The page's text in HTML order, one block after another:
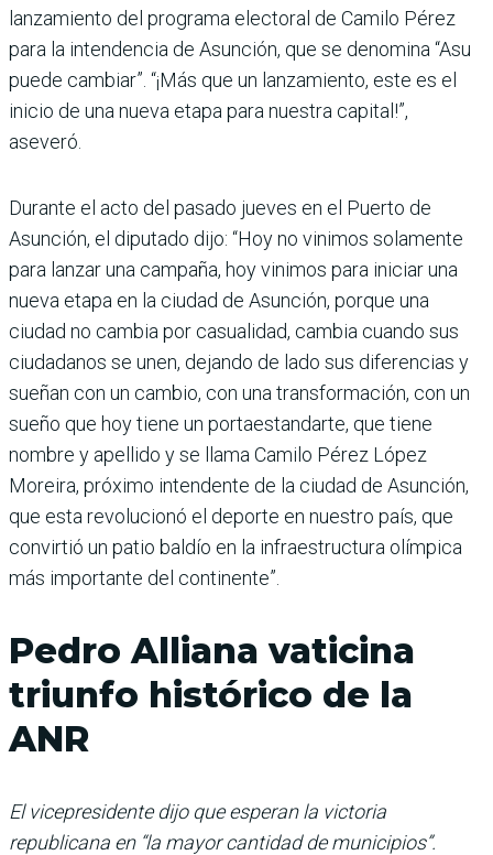
lanzamiento del programa electoral de Camilo Pérez
para la intendencia de Asunción, que se denomina “Asu
puede cambiar”. “¡Más que un lanzamiento, este es el
inicio de una nueva etapa para nuestra capital!”,
aseveró.
Durante el acto del pasado jueves en el Puerto de
Asunción, el diputado dijo: “Hoy no vinimos solamente
para lanzar una cam­paña, hoy vinimos para iniciar una
nueva etapa en la ciudad de Asunción, porque una
ciudad no cambia por casualidad, cambia cuando sus
ciudadanos se unen, dejando de lado sus diferencias y
sueñan con un cambio, con una transformación, con un
sueño que hoy tiene un portaestandarte, que tiene
nombre y apellido y se llama Camilo Pérez López
Moreira, próximo intendente de la ciudad de Asunción,
que esta revolucionó el deporte en nuestro país, que
convirtió un patio baldío en la infraestructura olímpica
más importante del continente”.
Pedro Alliana vaticina
triunfo histórico de la
ANR
El vicepresidente dijo que esperan la victoria
republicana en “la mayor cantidad de municipios”.